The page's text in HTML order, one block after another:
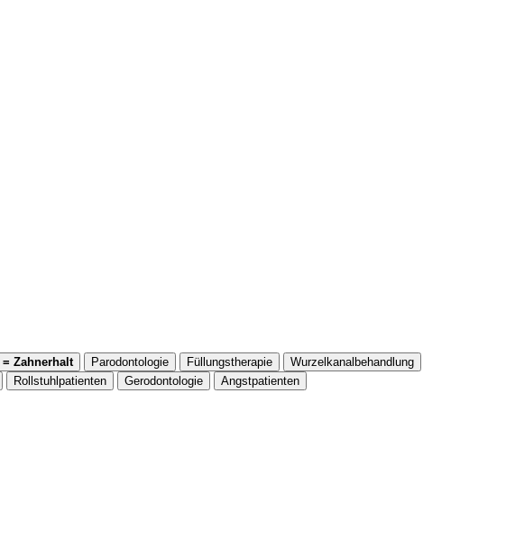
Zahnerhalt Parodontologie Füllungstherapie
Wurzelkanalbehandlung
Rollstuhlpatienten Gerodontologie Angstpatienten